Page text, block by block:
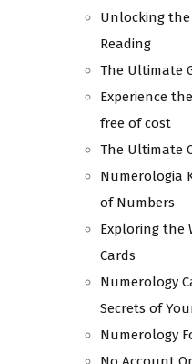
Unlocking the
Reading
The Ultimate
Experience
free of cost
The Ultimate
Numerologia
of Numbers
Exploring the
Cards
Numerology
Secrets of
Numerology